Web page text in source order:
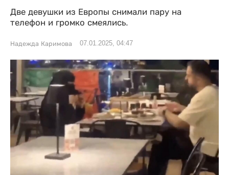
Две девушки из Европы снимали пару на
телефон и громко смеялись.
Надежда Каримова 07.01.2025, 04:47